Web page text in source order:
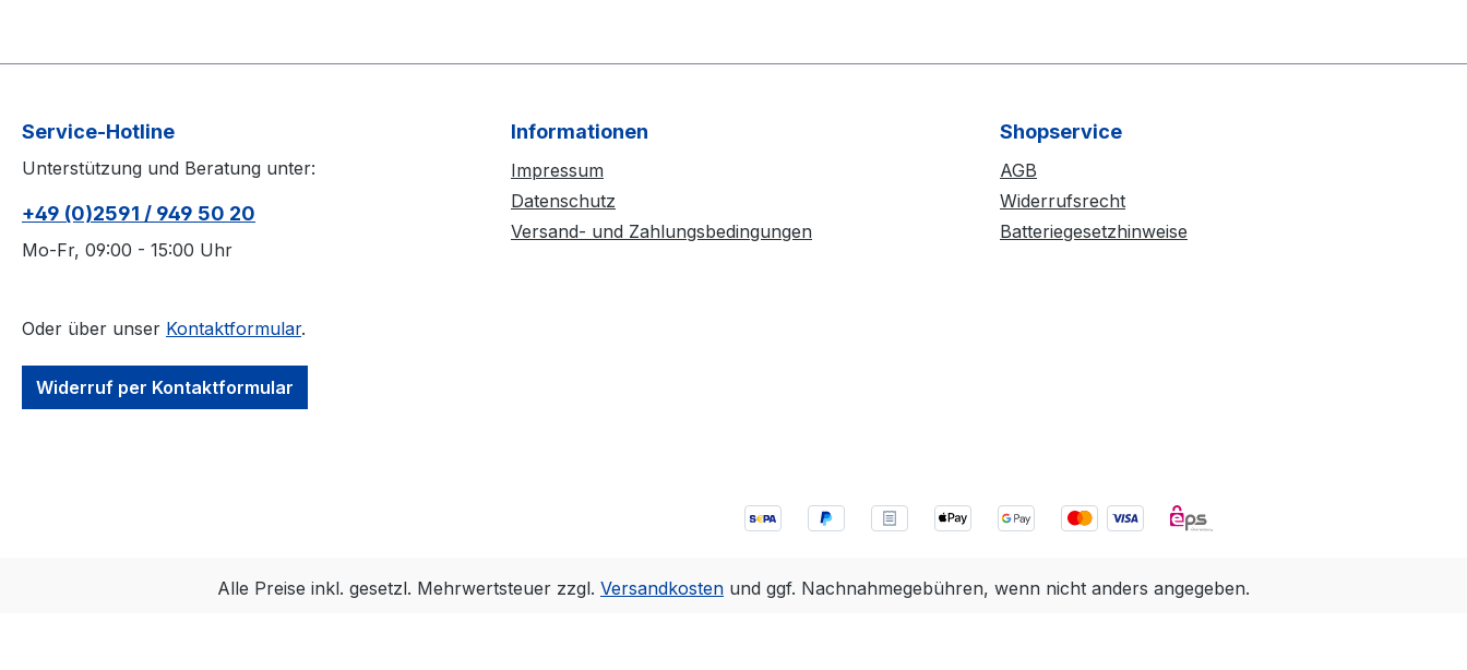
Service-Hotline
Unterstützung und Beratung unter:
+49 (0)2591 / 949 50 20
Mo-Fr, 09:00 - 15:00 Uhr
Oder über unser Kontaktformular.
Widerruf per Kontaktformular
Informationen
Impressum
Datenschutz
Versand- und Zahlungsbedingungen
Shopservice
AGB
Widerrufsrecht
Batteriegesetzhinweise
Alle Preise inkl. gesetzl. Mehrwertsteuer zzgl. Versandkosten und ggf. Nachnahmegebühren, wenn nicht anders angegeben.